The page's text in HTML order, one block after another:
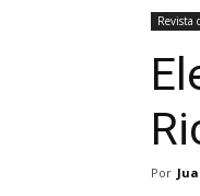
Revista
Por